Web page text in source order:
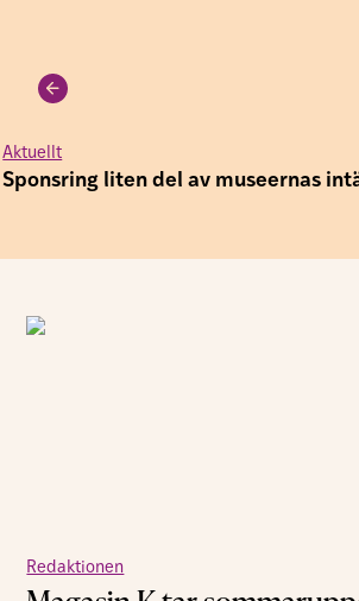
Aktuellt
Sponsring liten del av museernas
Redaktionen